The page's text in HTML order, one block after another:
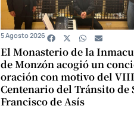
El Monasterio de la
de Monzón acogió un
oración con motivo del VIII
Centenario del Tránsito de
Francisco de Asís
5 Agosto 2026